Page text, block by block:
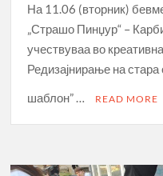
На 11.06 (вторник)
„Страшо Пинџур“ –
учествуваа во
Редизајнирање на
шаблон” …
READ MORE